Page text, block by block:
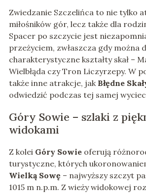
Zwiedzanie Szczelińca to nie tylko
miłośników gór, lecz także dla
Spacer po szczycie jest
przeżyciem, zwłaszcza gdy można
charakterystyczne kształty skał –
Wielbłąda czy Tron Liczyrzepy. W
także inne atrakcje, jak Błędne
odwiedzić podczas tej samej
Góry Sowie – szlaki z
widokami
Z kolei Góry Sowieoferują
turystyczne, których
Wielką Sowę – najwyższy szczyt
1015 m n.p.m. Z wieży widokowej